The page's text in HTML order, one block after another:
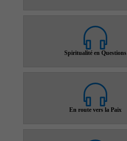
Spiritualité en Questions
En route vers la Paix